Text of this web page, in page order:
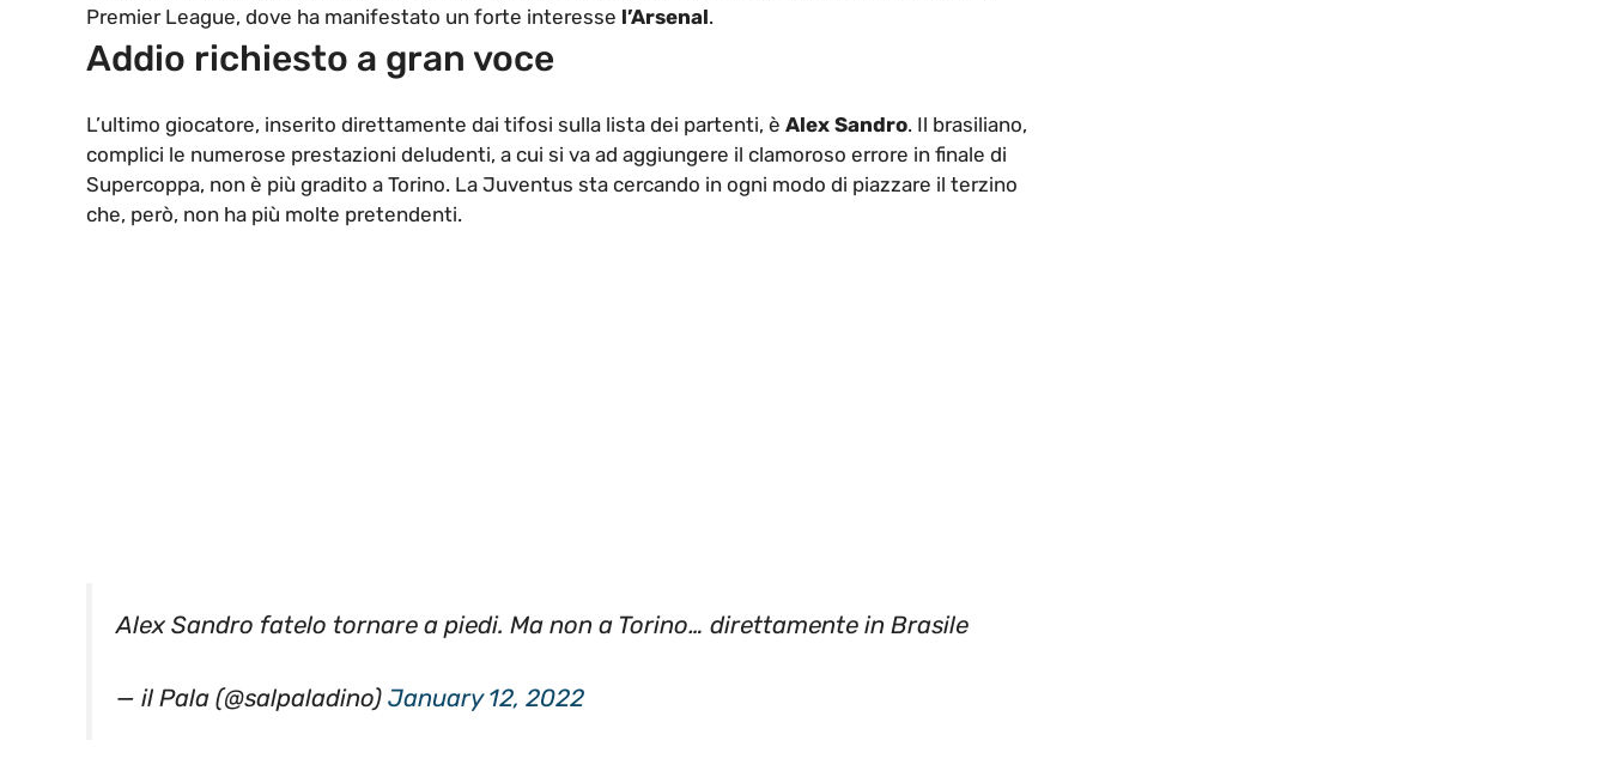
Premier League, dove ha manifestato un forte interesse l’Arsenal.
Addio richiesto a gran voce
L’ultimo giocatore, inserito direttamente dai tifosi sulla lista dei partenti, è Alex Sandro. Il brasiliano,
complici le numerose prestazioni deludenti, a cui si va ad aggiungere il clamoroso errore in finale di
Supercoppa, non è più gradito a Torino. La Juventus sta cercando in ogni modo di piazzare il terzino
che, però, non ha più molte pretendenti.
Alex Sandro fatelo tornare a piedi. Ma non a Torino… direttamente in Brasile
— il Pala (@salpaladino) January 12, 2022